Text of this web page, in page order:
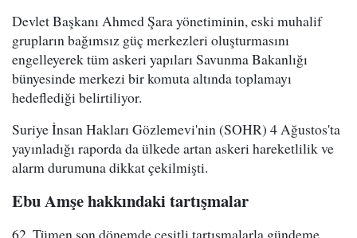
Devlet Başkanı Ahmed Şara yönetiminin, eski muhalif
grupların bağımsız güç merkezleri oluşturmasını
engelleyerek tüm askeri yapıları Savunma Bakanlığı
bünyesinde merkezi bir komuta altında toplamayı
hedeflediği belirtiliyor.
Suriye İnsan Hakları Gözlemevi'nin (SOHR) 4 Ağustos'ta
yayınladığı raporda da ülkede artan askeri hareketlilik ve
alarm durumuna dikkat çekilmişti.
Ebu Amşe hakkındaki tartışmalar
62. Tümen son dönemde çeşitli tartışmalarla gündeme